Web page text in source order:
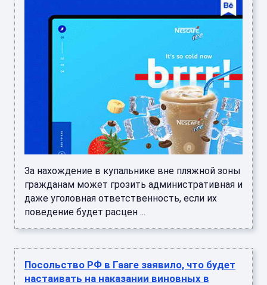
За нахождение в купальнике вне пляжной зоны
гражданам может грозить административная и
даже уголовная ответственность, если их
поведение будет расцен ...
Посольство РФ в Гааге заявило, что будет
настаивать на наказании виновных в